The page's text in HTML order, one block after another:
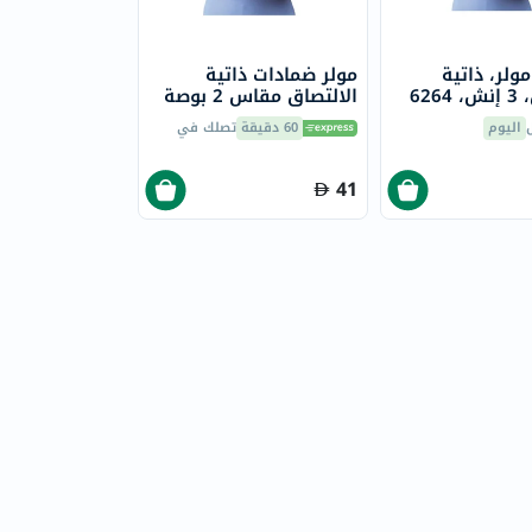
مولر ضمادات ذاتية
الالتصاق مقاس 2 بوصة
6263 60 دقيقة تصلك في
41
ذاتية
اليوم